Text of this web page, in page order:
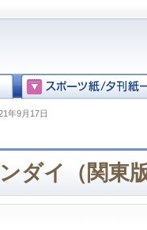
年9月17日
ダイ（関東